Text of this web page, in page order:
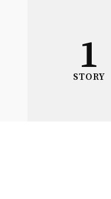
1
STORY